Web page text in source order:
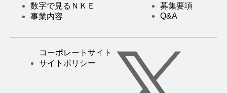
数字で見るＮＫＥ
事業内容
募集要項
Q&A
コーポレートサイト
サイトポリシー